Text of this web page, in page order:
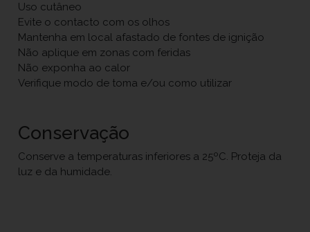
Uso cutâneo
Evite o contacto com os olhos
Mantenha em local afastado de fontes de ignição
Não aplique em zonas com feridas
Não exponha ao calor
Verifique modo de toma e/ou como utilizar
Conservação
Conserve a temperaturas inferiores a 25ºC. Proteja da
luz e da humidade.